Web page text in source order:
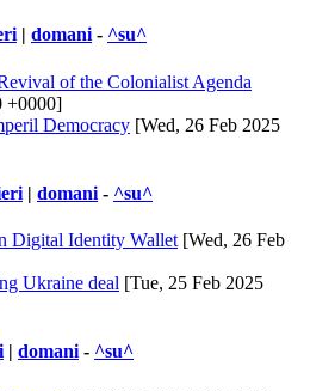
| domani- ^su^
of the Colonialist Agenda
+0000]
Democracy [Wed, 26 Feb 2025
| domani - ^su^
Digital Identity Wallet [Wed, 26 Feb
Ukraine deal [Tue, 25 Feb 2025
| domani- ^su^